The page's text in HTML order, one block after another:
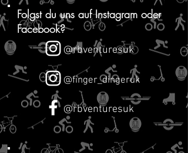
Folgst du uns auf Instagram oder
Facebook?
@rbventuresuk
@finger_dingeruk
@rbventuresuk